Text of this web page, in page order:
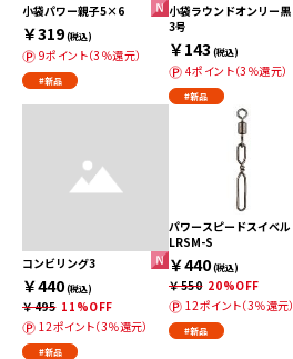
小袋パワー親子5×6
￥319(税込)
9ポイント（3％還元）
#新品
小袋ラウンドオンリー黒
3号
￥143 (税込)
4ポイント（3％還元）
#新品
コンビリング3
￥440(税込)
￥495 11%OFF
12ポイント（3％還元）
#新品
パワースピードスイベル
LRSM-S
￥440(税込)
￥550 20%OFF
12ポイント（3％還元）
#新品